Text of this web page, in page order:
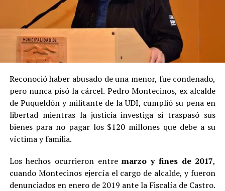
Reconoció haber abusado de una menor, fue condenado,
pero nunca pisó la cárcel. Pedro Montecinos, ex alcalde
de Puqueldón y militante de la UDI, cumplió su pena en
libertad mientras la justicia investiga si traspasó sus
bienes para no pagar los $120 millones que debe a su
víctima y familia.
Los hechos ocurrieron entremarzo y fines de 2017,
cuando Montecinos ejercía el cargo de alcalde, y fueron
denunciados en enero de 2019 ante la Fiscalía de Castro.